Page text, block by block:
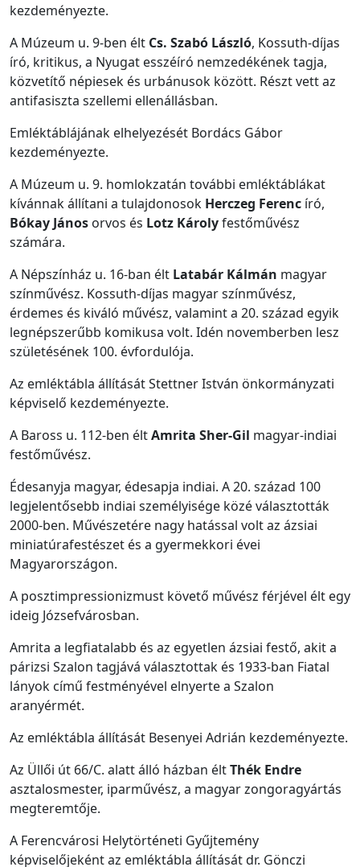
kezdeményezte.
A Múzeum u. 9-ben élt Cs. Szabó László, Kossuth-díjas
író, kritikus, a Nyugat esszéíró nemzedékének tagja,
közvetítő népiesek és urbánusok között. Részt vett az
antifasiszta szellemi ellenállásban.
Emléktáblájának elhelyezését Bordács Gábor
kezdeményezte.
A Múzeum u. 9. homlokzatán további emléktáblákat
kívánnak állítani a tulajdonosok Herczeg Ferenc író,
Bókay János orvos és Lotz Károlyfestőművész
számára.
A Népszínház u. 16-ban élt Latabár Kálmán magyar
színművész. Kossuth-díjas magyar színművész,
érdemes és kiváló művész, valamint a 20. század egyik
legnépszerűbb komikusa volt. Idén novemberben lesz
születésének 100. évfordulója.
Az emléktábla állítását Stettner István önkormányzati
képviselő kezdeményezte.
A Baross u. 112-ben éltAmrita Sher-Gil magyar-indiai
festőművész.
Édesanyja magyar, édesapja indiai. A 20. század 100
legjelentősebb indiai személyisége közé választották
2000-ben. Művészetére nagy hatással volt az ázsiai
miniatúrafestészet és a gyermekkori évei
Magyarországon.
A posztimpressionizmust követő művész férjével élt egy
ideig Józsefvárosban.
Amrita a legfiatalabb és az egyetlen ázsiai festő, akit a
párizsi Szalon tagjává választottak és 1933-ban Fiatal
lányok című festményével elnyerte a Szalon
aranyérmét.
Az emléktábla állítását Besenyei Adrián kezdeményezte.
Az Üllői út 66/C. alatt álló házban éltThék Endre
asztalosmester, iparművész, a magyar zongoragyártás
megteremtője.
A Ferencvárosi Helytörténeti Gyűjtemény
képviselőjeként az emléktábla állítását dr. Gönczi